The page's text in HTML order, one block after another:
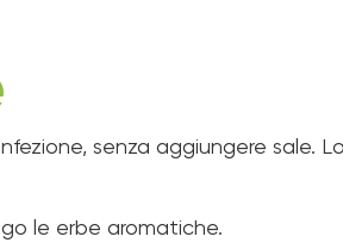
senza aggiungere sale.
le erbe aromatiche.